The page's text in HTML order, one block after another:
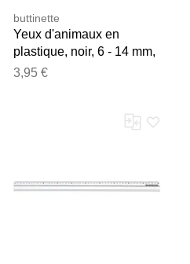
buttinette
Yeux d'animaux en
plastique, noir, 6 - 14 mm,
36 pièces
3,95 €